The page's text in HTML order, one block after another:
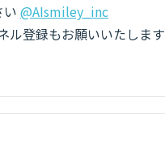
い @AIsmiley_inc
ル登録もお願いいたします